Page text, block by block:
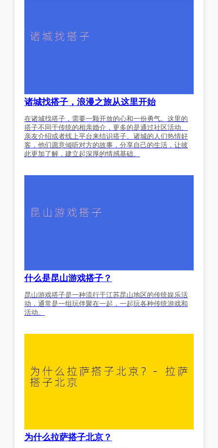
诸城找搭子，浪漫之旅从这里开始
在诸城找搭子，需要一颗开放的心和一份勇气。这里的
搭子不同于传统的相亲婚介，更多的是通过社区活动、
亲友介绍或者线上平台来结识搭子。诸城的人们热情好
客，他们愿意倾听对方的故事，分享自己的生活，让彼
此更加了解，建立起深厚的情感基础。
什么是昆山游戏搭子？
昆山游戏搭子是一种流行于江苏昆山地区的传统娱乐活
动，通常是一组玩伴聚在一起，一起玩各种传统游戏和
活动。
为什么拉萨搭子北京？